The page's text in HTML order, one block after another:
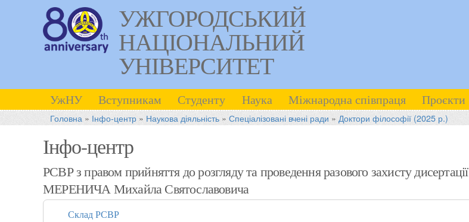
УЖГОРОДСЬКИЙ
НАЦІОНАЛЬНИЙ
УНІВЕРСИТЕТ
УжНУ Вступникам Студенту Наука Міжнародна співпраця Проєкти
Головна » Інфо-центр» Наукова діяльність» Спеціалізовані вчені ради » Доктори філософії (2025 р.)
Інфо-центр
РСВР з правом прийняття до розгляду та проведення разового захисту дисертації
МЕРЕНИЧА Михайла Святославовича
Склад РСВР